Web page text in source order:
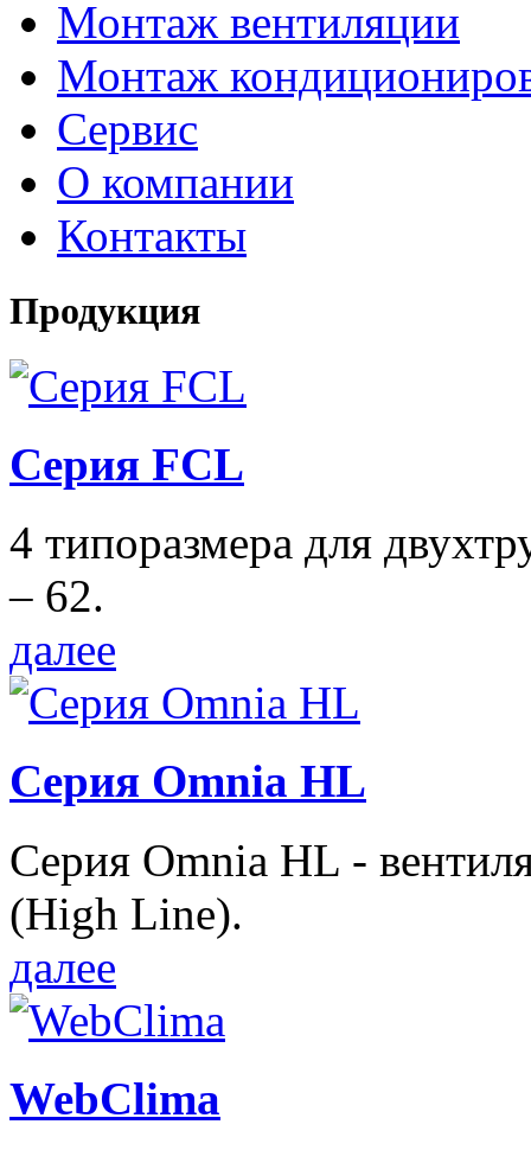
Монтаж вентиляции
Монтаж
Сервис
О компании
Контакты
Продукция
Серия FCL
4 типоразмера для
– 62.
далее
Серия Omnia HL
Серия Omnia HL -
(High Line).
далее
WebClima